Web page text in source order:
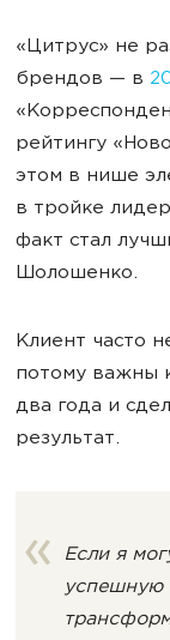
«Цитрус» не
брендов — в
рейтингу
этом в нише
в тройке
факт стал
Шолошенко.
Клиент часто
потому важны
два года и
результат.
Если я
успешную